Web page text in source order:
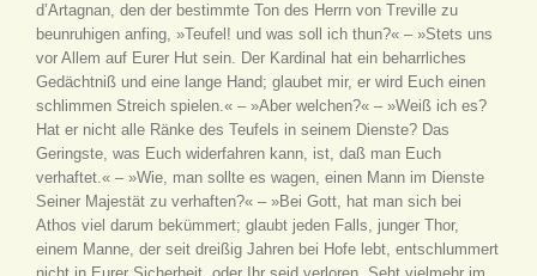
d’Artagnan, den der bestimmte Ton des Herrn von Treville zu
beunruhigen anfing, »Teufel! und was soll ich thun?« – »Stets uns
vor Allem auf Eurer Hut sein. Der Kardinal hat ein beharrliches
Gedächtniß und eine lange Hand; glaubet mir, er wird Euch einen
schlimmen Streich spielen.« – »Aber welchen?« – »Weiß ich es?
Hat er nicht alle Ränke des Teufels in seinem Dienste? Das
Geringste, was Euch widerfahren kann, ist, daß man Euch
verhaftet.« – »Wie, man sollte es wagen, einen Mann im Dienste
Seiner Majestät zu verhaften?« – »Bei Gott, hat man sich bei
Athos viel darum bekümmert; glaubt jeden Falls, junger Thor,
einem Manne, der seit dreißig Jahren bei Hofe lebt, entschlummert